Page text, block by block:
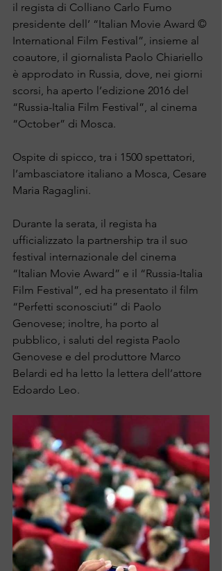
il regista di Colliano Carlo Fumo
presidente dell’ “Italian Movie Award ©
International Film Festival”, insieme al
coautore, il giornalista Paolo Chiariello
è approdato in Russia, dove, nei giorni
scorsi, ha aperto l’edizione 2016 del
“Russia-Italia Film Festival”, al cinema
“October” di Mosca.
Ospite di spicco, tra i 1500 spettatori,
l’ambasciatore italiano a Mosca, Cesare
Maria Ragaglini.
Durante la serata, il regista ha
ufficializzato la partnership tra il suo
festival internazionale del cinema
“Italian Movie Award” e il “Russia-Italia
Film Festival”, ed ha presentato il film
“Perfetti sconosciuti” di Paolo
Genovese; inoltre, ha porto al
pubblico, i saluti del regista Paolo
Genovese e del produttore Marco
Belardi ed ha letto la lettera dell’attore
Edoardo Leo.